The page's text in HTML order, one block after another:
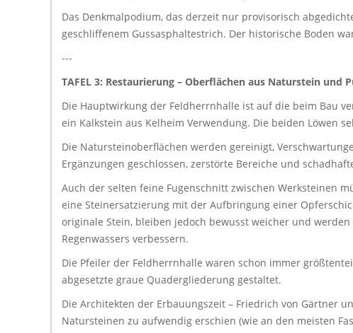
Das Denkmalpodium, das derzeit nur provisorisch
geschliffenem Gussasphaltestrich. Der historische Boden
---
TAFEL 3: Restaurierung – Oberflächen aus Naturstein und
Die Hauptwirkung der Feldherrnhalle ist auf die beim Bau
ein Kalkstein aus Kelheim Verwendung. Die beiden Löwen
Die Natursteinoberflächen werden gereinigt,
Ergänzungen geschlossen, zerstörte Bereiche und
Auch der selten feine Fugenschnitt zwischen Werksteinen
eine Steinersatzierung mit der Aufbringung einer
originale Stein, bleiben jedoch bewusst weicher und
Regenwassers verbessern.
Die Pfeiler der Feldherrnhalle waren schon immer
abgesetzte graue Quadergliederung gestaltet.
Die Architekten der Erbauungszeit – Friedrich von Gärtner
Natursteinen zu aufwendig erschien (wie an den meisten